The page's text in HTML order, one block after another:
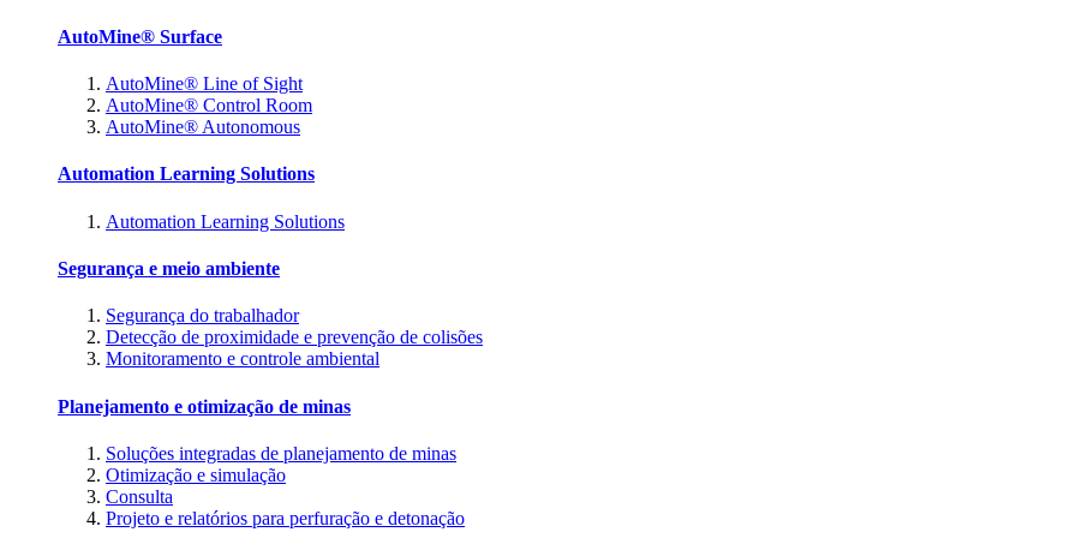
AutoMine® Surface
AutoMine® Line of Sight
AutoMine® Control Room
AutoMine® Autonomous
Automation Learning Solutions
Automation Learning Solutions
Segurança e meio ambiente
Segurança do trabalhador
Detecção de proximidade e prevenção de colisões
Monitoramento e controle ambiental
Planejamento e otimização de minas
Soluções integradas de planejamento de minas
Otimização e simulação
Consulta
Projeto e relatórios para perfuração e detonação